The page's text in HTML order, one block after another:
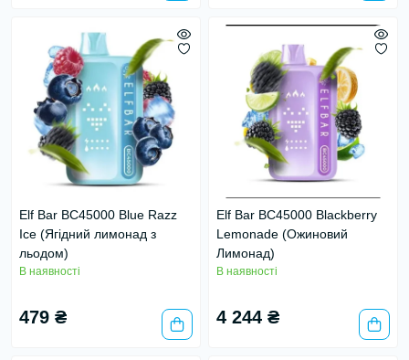
Elf Bar BC45000 Blue Razz
Ice (Ягідний лимонад з
льодом)
В наявності
479 ₴
Elf Bar BC45000 Blackberry
Lemonade (Ожиновий
Лимонад)
В наявності
4 244 ₴